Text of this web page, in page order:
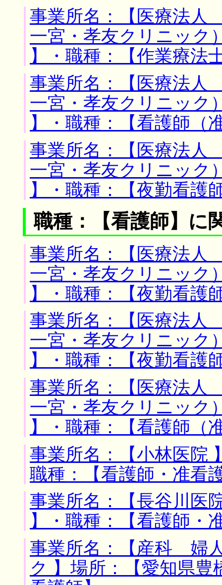
事業所名：【医療法
一宮・孝友クリニック
】・職種：【作業療法
事業所名：【医療法
一宮・孝友クリニック
】・職種：【看護師（
事業所名：【医療法
一宮・孝友クリニック
】・職種：【夜勤看護
職種：【看護師】に
事業所名：【医療法
一宮・孝友クリニック
】・職種：【夜勤看護
事業所名：【医療法
一宮・孝友クリニック
】・職種：【夜勤看護
事業所名：【医療法
一宮・孝友クリニック
】・職種：【看護師（
事業所名：【小林医院
職種：【看護師・准看
事業所名：【長谷川医
】・職種：【看護師・
事業所名：【産科 婦
ク 】場所：【愛知県